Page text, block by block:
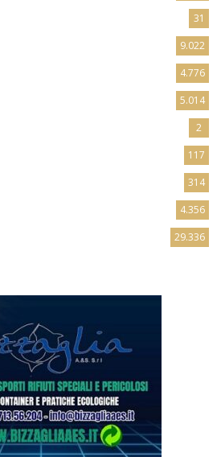
31
9.022
4.776
5.014
2
117
314
4.356
29.336